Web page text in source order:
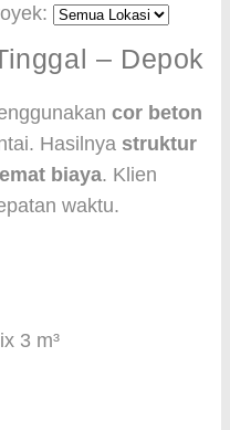
– Depok
cor beton
Hasilnya struktur
biaya. Klien
waktu.
3 m³